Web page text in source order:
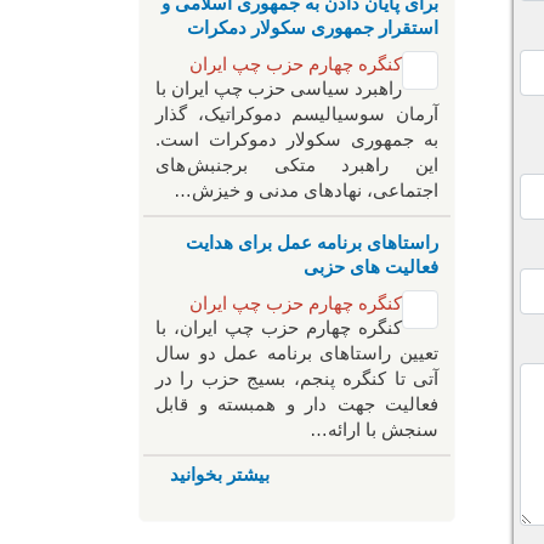
استقرار جمهوری سکولار دمکرات
کنگره چهارم حزب چپ ایران
راهبرد سياسی حزب چپ ایران با
آرمان سوسیالیسم دموکراتیک، گذار
به جمهوری سکولار دموکرات است.
این راهبرد متکی برجنبش های
اجتماعی، نهادهای مدنی و خیزش‌…
راستاهای برنامه عمل برای هدایت
فعالیت های حزبی
کنگره چهارم حزب چپ ایران
کنگره چهارم حزب چپ ایران، با
تعیین راستاهای برنامه عمل دو سال
آتی تا کنگره پنجم، بسیج حزب را در
فعالیت جهت دار و همبسته و قابل
سنجش با ارائه…
بیشتر بخوانید